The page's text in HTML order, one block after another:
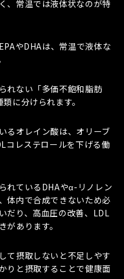
、常温では液体状なのが特
やDHAは、常温で液体な
れない「多価不飽和脂肪
に分けられます。
るオレイン酸は、オリーブ
コレステロールを下げる働
れているDHAやα-リノレン
体内で合成できないため必
だり、高血圧の改善、LDL
あります。
て摂取しないと不足しやす
りと摂取することで健康面